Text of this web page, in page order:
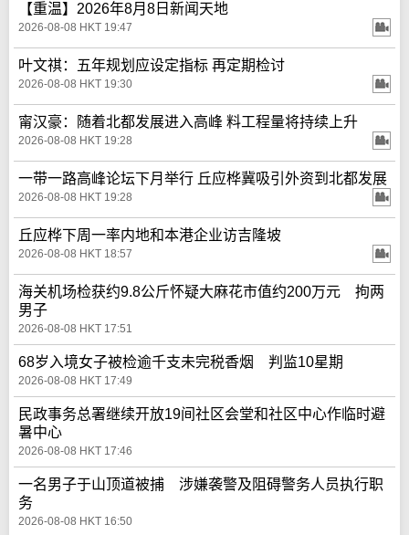
【重温】2026年8月8日新闻天地
2026-08-08 HKT 19:47
叶文祺：五年规划应设定指标 再定期检讨
2026-08-08 HKT 19:30
甯汉豪：随着北都发展进入高峰 料工程量将持续上升
2026-08-08 HKT 19:28
一带一路高峰论坛下月举行 丘应桦冀吸引外资到北都发展
2026-08-08 HKT 19:28
丘应桦下周一率内地和本港企业访吉隆坡
2026-08-08 HKT 18:57
海关机场检获约9.8公斤怀疑大麻花市值约200万元 拘两
男子
2026-08-08 HKT 17:51
68岁入境女子被检逾千支未完税香烟 判监10星期
2026-08-08 HKT 17:49
民政事务总署继续开放19间社区会堂和社区中心作临时避
暑中心
2026-08-08 HKT 17:46
一名男子于山顶道被捕 涉嫌袭警及阻碍警务人员执行职
务
2026-08-08 HKT 16:50